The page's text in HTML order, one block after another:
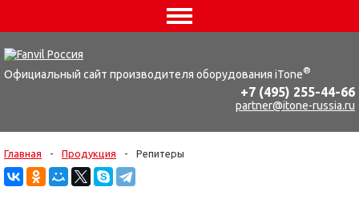
Официальный сайт производителя оборудования iTone®
+7 (495) 255-44-66
partner@itone-russia.ru
Главная - Продукция - Репитеры